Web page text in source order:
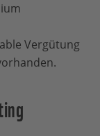
Vergütung